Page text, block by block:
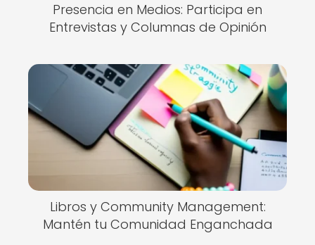
Presencia en Medios: Participa en
Entrevistas y Columnas de Opinión
Libros y Community Management:
Mantén tu Comunidad Enganchada